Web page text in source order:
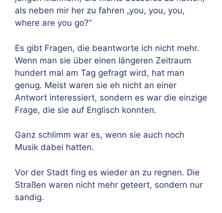
als neben mir her zu fahren „you, you, you,
where are you go?“
Es gibt Fragen, die beantworte ich nicht mehr.
Wenn man sie über einen längeren Zeitraum
hundert mal am Tag gefragt wird, hat man
genug. Meist waren sie eh nicht an einer
Antwort interessiert, sondern es war die einzige
Frage, die sie auf Englisch konnten.
Ganz schlimm war es, wenn sie auch noch
Musik dabei hatten.
Vor der Stadt fing es wieder an zu regnen. Die
Straßen waren nicht mehr geteert, sondern nur
sandig.